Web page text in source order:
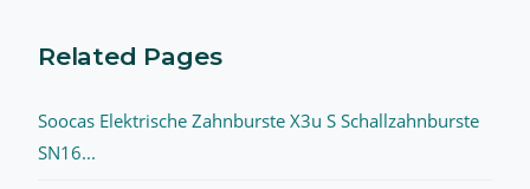
Related Pages
Soocas Elektrische Zahnburste X3u S Schallzahnburste
SN16...